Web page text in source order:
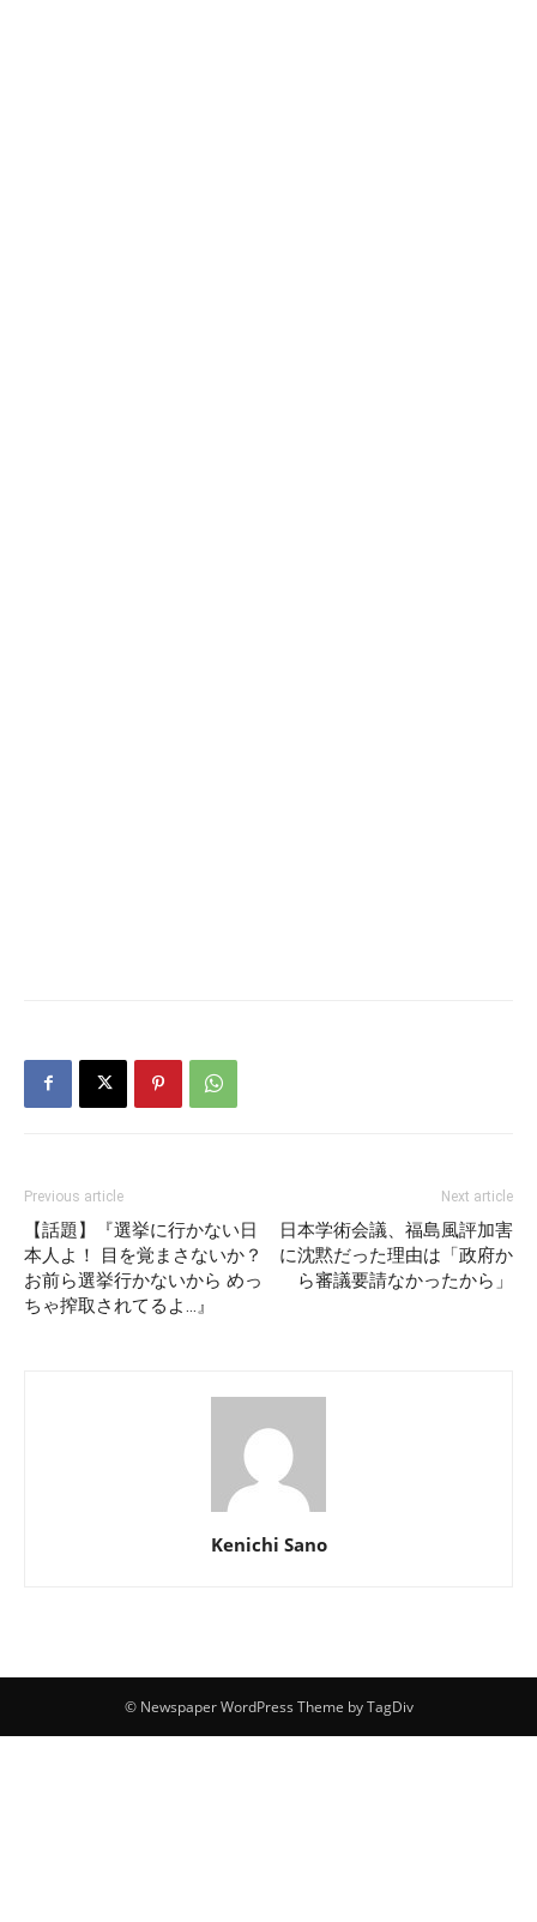
Previous article
【話題】『選挙に行かない日
本人よ！ 目を覚まさないか？
お前ら選挙行かないから めっ
ちゃ搾取されてるよ…』
Next article
日本学術会議、福島風評加害
に沈黙だった理由は「政府か
ら審議要請なかったから」
Kenichi Sano
© Newspaper WordPress Theme by TagDiv